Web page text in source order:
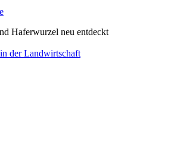
Haferwurzel neu entdeckt
der Landwirtschaft